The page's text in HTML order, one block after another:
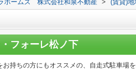
ホームズ 株式会社和泉不動産 > (賃貸)
フォーレ松ノ下
お持ちの方にもオススメの、自走式駐車場